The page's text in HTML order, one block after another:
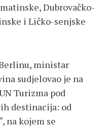
Dubrovačko-
i Ličko-senjske
ministar
sudjelovao je na
Turizma pod
destinacija: od
na kojem se